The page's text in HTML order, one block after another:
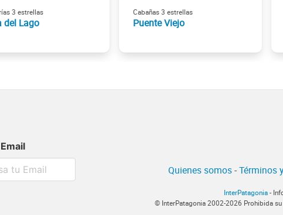
3 estrellas
del Lago
Cabañas 3 estrellas
Puente Viejo
Quienes somos-Términos
InterPatagonia -
© InterPatagonia 2002-2026 Prohibida